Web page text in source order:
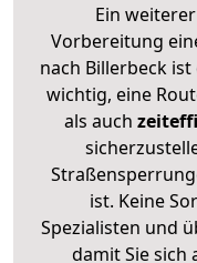
Ein
Vorbereitung
nach Billerbeck ist
wichtig, eine
als auch
ist. Keine
Spezialisten und
damit Sie sich